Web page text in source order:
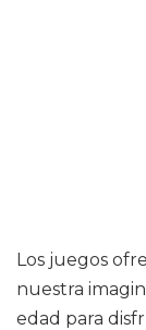
Los juegos
nuestra
edad para